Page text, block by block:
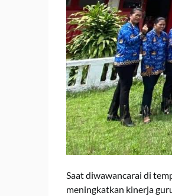
Saat diwawancarai di
meningkatkan kinerja